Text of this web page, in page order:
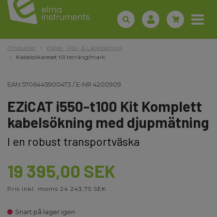
Produkter
Kabel-, Rör- & Läcksökning
Kabelsökareset till terräng/mark
EAN 5706445900473 /E-NR 4200909
EZiCAT i550-t100 Kit Komplett
kabelsökning med djupmätning
I en robust transportväska
19 395,00 SEK
Pris inkl. moms 24 243,75 SEK
Snart på lager igen